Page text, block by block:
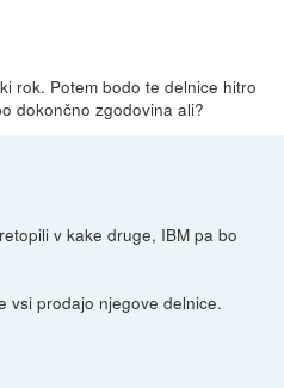
rok. Potem bodo te delnice hitro
dokončno zgodovina ali?
v kake druge, IBM pa bo
vsi prodajo njegove delnice.